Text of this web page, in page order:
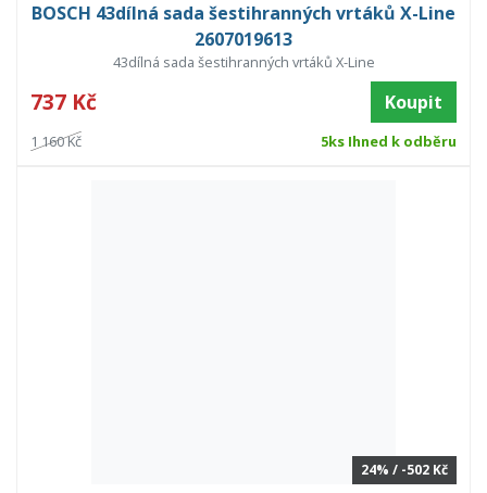
BOSCH 43dílná sada šestihranných vrtáků X-Line
2607019613
43dílná sada šestihranných vrtáků X-Line
737 Kč Koupit
1 160 Kč 5ks Ihned k odběru
24% / -502 Kč